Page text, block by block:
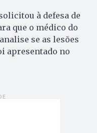
à defesa de
que o médico do
se as lesões
apresentado no